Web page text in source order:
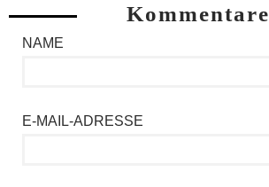
Kommentare
NAME
E-MAIL-ADRESSE